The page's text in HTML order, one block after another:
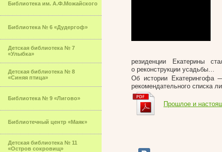
Библиотека им. А.Ф.Можайского
Библиотека № 6 «Дудергоф»
Детская библиотека № 7
«Улыбка»
Детская библиотека № 8
«Синяя птица»
Библиотека № 9 «Лигово»
Библиотечный центр «Маяк»
Детская библиотека № 11
«Остров сокровищ»
резиденции Екатерины
о реконструкции усадьбы…
Об истории
рекомендательного списка
Прошлое и